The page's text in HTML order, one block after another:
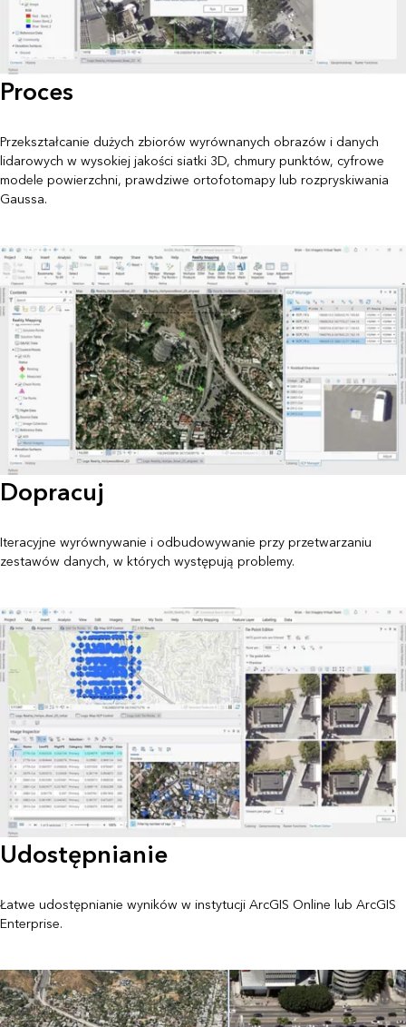
Proces
Przekształcanie dużych zbiorów wyrównanych obrazów i danych
lidarowych w wysokiej jakości siatki 3D, chmury punktów, cyfrowe
modele powierzchni, prawdziwe ortofotomapy lub rozpryskiwania
Gaussa.
Dopracuj
Iteracyjne wyrównywanie i odbudowywanie przy przetwarzaniu
zestawów danych, w których występują problemy.
Udostępnianie
Łatwe udostępnianie wyników w instytucji ArcGIS Online lub ArcGIS
Enterprise.